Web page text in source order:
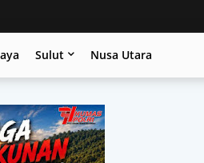
Sulut Nusa Utara